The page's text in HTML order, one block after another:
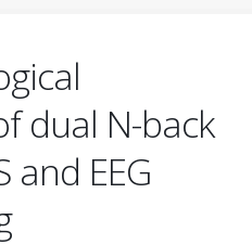
dual N-back
and EEG